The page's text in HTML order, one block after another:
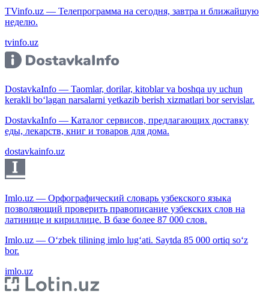
TVinfo.uz — Телепрограмма на сегодня, завтра и ближайшую
неделю.
tvinfo.uz
DostavkaInfo — Taomlar, dorilar, kitoblar va boshqa uy uchun
kerakli bo‘lagan narsalarni yetkazib berish xizmatlari bor servislar.
DostavkaInfo — Каталог сервисов, предлагающих доставку
еды, лекарств, книг и товаров для дома.
dostavkainfo.uz
Imlo.uz — Орфографический словарь узбекского языка
позволяющий проверить правописание узбекских слов на
латинице и кириллице. В базе более 87 000 слов.
Imlo.uz — O‘zbek tilining imlo lug‘ati. Saytda 85 000 ortiq so‘z
bor.
imlo.uz